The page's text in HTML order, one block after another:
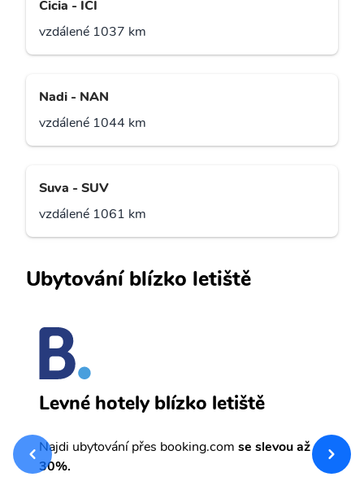
Cicia - ICI
vzdálené 1037 km
Nadi - NAN
vzdálené 1044 km
Suva - SUV
vzdálené 1061 km
Ubytování blízko letiště
Levné hotely blízko letiště
Najdi ubytování přes booking.com se slevou až
30%.